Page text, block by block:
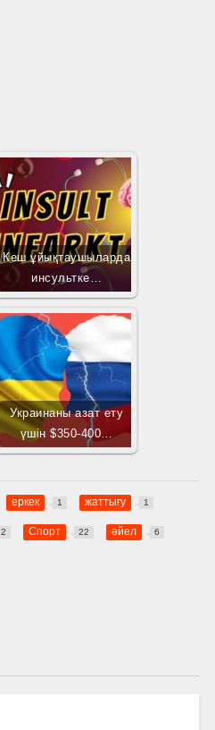
Кеш ұйықтаушыларда
инсультке…
Украинаны азат ету
үшін $350-400…
еркек 1 жаттығу 1
2 Спорт 22 әйел 6